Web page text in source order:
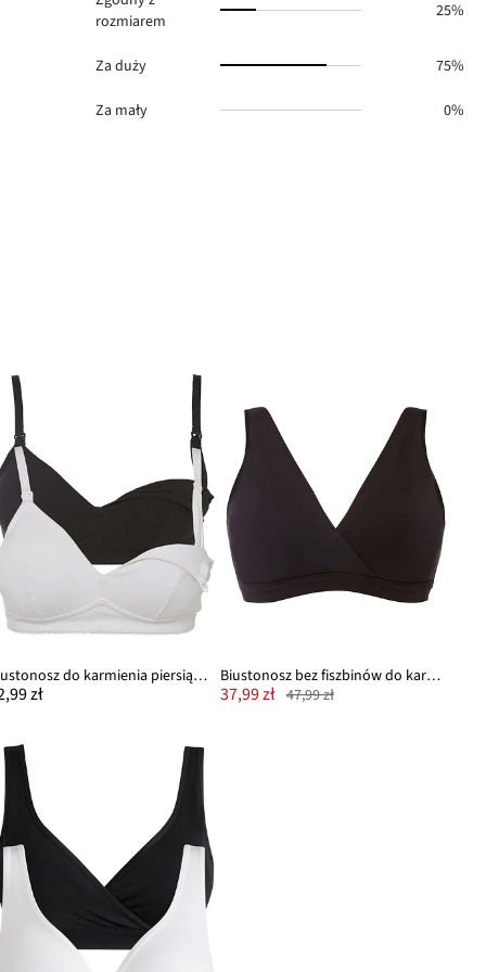
rozmiarem
25%
Za duży 75%
Za mały 0%
Biustonosz do karmienia piersią, bez fiszbinów, z bawełny organicznej (2 szt.)
zł
Biustonosz bez fiszbinów do karmienia z bawełną organiczną
37,99 zł 47,99 zł